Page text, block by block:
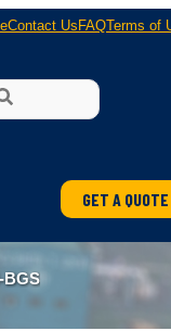
Contact Us FAQTerms of
GET A QUOTE
BGS